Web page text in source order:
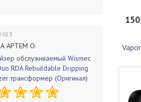
АРТЕМ О:
обслуживаемый Wismec
RDA Rebuildable Dripping
трансформер (Оригинал)
150